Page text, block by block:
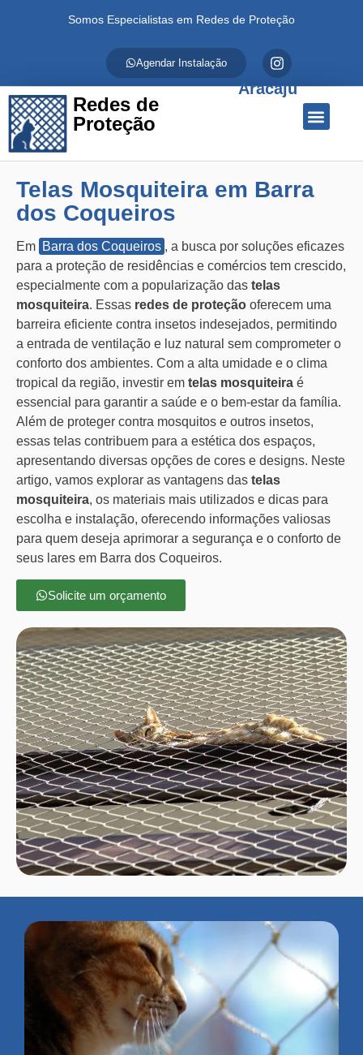
Somos Especialistas em Redes de Proteção
Agendar Instalação
Redes de
Proteção
Aracaju
Telas Mosquiteira em Barra
dos Coqueiros
Em Barra dos Coqueiros , a busca por soluções eficazes
para a proteção de residências e comércios tem crescido,
especialmente com a popularização das telas
mosquiteira. Essas redes de proteção oferecem uma
barreira eficiente contra insetos indesejados, permitindo
a entrada de ventilação e luz natural sem comprometer o
conforto dos ambientes. Com a alta umidade e o clima
tropical da região, investir em telas mosquiteira é
essencial para garantir a saúde e o bem-estar da família.
Além de proteger contra mosquitos e outros insetos,
essas telas contribuem para a estética dos espaços,
apresentando diversas opções de cores e designs. Neste
artigo, vamos explorar as vantagens das telas
mosquiteira, os materiais mais utilizados e dicas para
escolha e instalação, oferecendo informações valiosas
para quem deseja aprimorar a segurança e o conforto de
seus lares em Barra dos Coqueiros.
Solicite um orçamento